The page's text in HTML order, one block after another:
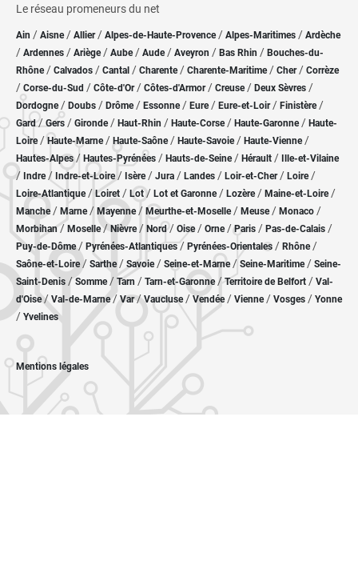
Le réseau promeneurs du net
Ain / Aisne/ Allier/ Alpes-de-Haute-Provence / Alpes-Maritimes / Ardèche
/ Ardennes / Ariège/ Aube/ Aude / Aveyron / Bas Rhin / Bouches-du-
Rhône/ Calvados / Cantal / Charente / Charente-Maritime/ Cher / Corrèze
/ Corse-du-Sud / Côte-d'Or / Côtes-d'Armor/ Creuse/ Deux Sèvres /
Dordogne/ Doubs / Drôme/ Essonne / Eure/ Eure-et-Loir / Finistère/
Gard/Gers / Gironde/ Haut-Rhin / Haute-Corse/ Haute-Garonne/ Haute-
Loire/Haute-Marne/ Haute-Saône/ Haute-Savoie/ Haute-Vienne/
Hautes-Alpes/ Hautes-Pyrénées / Hauts-de-Seine/ Hérault / Ille-et-Vilaine
/ Indre/ Indre-et-Loire/ Isère/ Jura / Landes / Loir-et-Cher/ Loire/
Loire-Atlantique/ Loiret / Lot/ Lot et Garonne/ Lozère / Maine-et-Loire/
Manche/ Marne/ Mayenne/ Meurthe-et-Moselle/ Meuse/ Monaco /
Morbihan/ Moselle/ Nièvre / Nord/ Oise / Orne/Paris / Pas-de-Calais /
Puy-de-Dôme/ Pyrénées-Atlantiques / Pyrénées-Orientales / Rhône/
Saône-et-Loire/ Sarthe/ Savoie/ Seine-et-Marne/ Seine-Maritime/ Seine-
Saint-Denis /Somme/ Tarn / Tarn-et-Garonne/Territoire de Belfort / Val-
d'Oise/ Val-de-Marne/Var/Vaucluse/ Vendée/ Vienne/ Vosges / Yonne
/ Yvelines
Mentions légales